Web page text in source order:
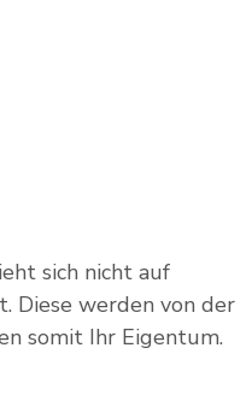
sich nicht auf
Diese werden von der
somit Ihr Eigentum.